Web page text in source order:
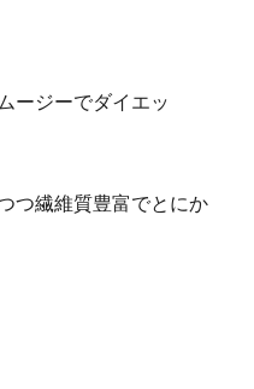
ージーでダイエッ
つ繊維質豊富でとにか